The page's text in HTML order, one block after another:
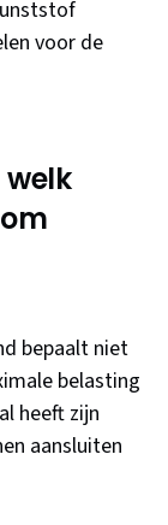
voor de
bepaalt niet
belasting
heeft zijn
aansluiten